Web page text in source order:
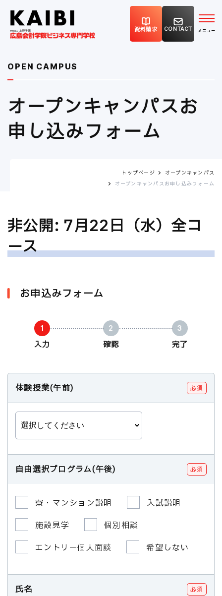
資料請求 CONTACT
OPEN CAMPUS
オープンキャンパスお
申し込みフォーム
トップページ
オープンキャンパス
オープンキャンパスお申し込みフォーム
非公開: 7月22日（水）全コ
ース
お申込みフォーム
入力 確認 完了
体験授業(午前) 必須
自由選択プログラム(午後) 必須
寮・マンション説明
入試説明
施設見学
個別相談
エントリー個人面談
希望しない
氏名 必須